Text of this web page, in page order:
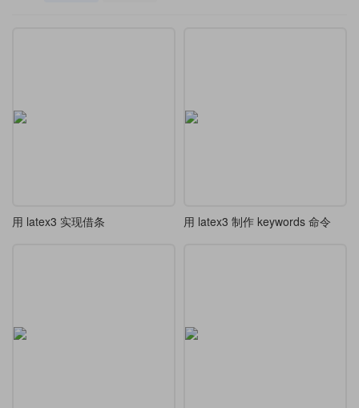
用 latex3 实现借条 用 latex3 制作 keywords 命令